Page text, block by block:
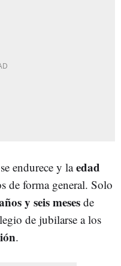
endurece y laedad
de forma general. Solo
y seis meses de
de jubilarse a los
.